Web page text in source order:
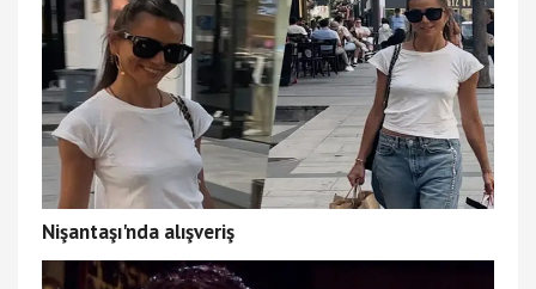
Nişantaşı'nda alışveriş